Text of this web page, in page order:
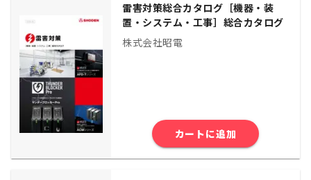
雷害対策総合カタログ［機器・装
置・システム・工事］総合カタログ
株式会社昭電
カートに追加